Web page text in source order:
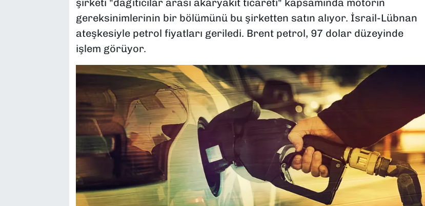
şirketi "dağıtıcılar arası akaryakıt ticareti" kapsamında motorin
gereksinimlerinin bir bölümünü bu şirketten satın alıyor. İsrail-Lübnan
ateşkesiyle petrol fiyatları geriledi. Brent petrol, 97 dolar düzeyinde
işlem görüyor.